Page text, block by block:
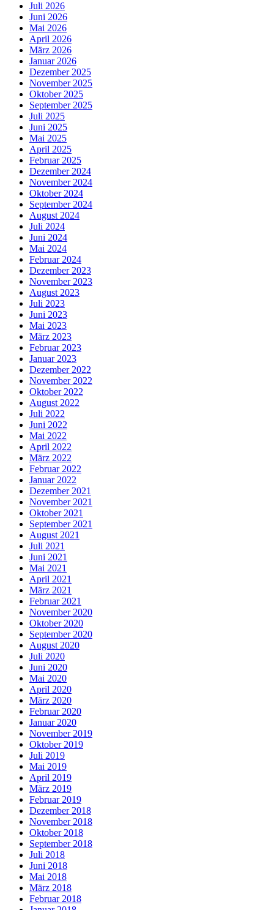
Juli 2026
Juni 2026
Mai 2026
April 2026
März 2026
Januar 2026
Dezember 2025
November 2025
Oktober 2025
September 2025
Juli 2025
Juni 2025
Mai 2025
April 2025
Februar 2025
Dezember 2024
November 2024
Oktober 2024
September 2024
August 2024
Juli 2024
Juni 2024
Mai 2024
Februar 2024
Dezember 2023
November 2023
August 2023
Juli 2023
Juni 2023
Mai 2023
März 2023
Februar 2023
Januar 2023
Dezember 2022
November 2022
Oktober 2022
August 2022
Juli 2022
Juni 2022
Mai 2022
April 2022
März 2022
Februar 2022
Januar 2022
Dezember 2021
November 2021
Oktober 2021
September 2021
August 2021
Juli 2021
Juni 2021
Mai 2021
April 2021
März 2021
Februar 2021
November 2020
Oktober 2020
September 2020
August 2020
Juli 2020
Juni 2020
Mai 2020
April 2020
März 2020
Februar 2020
Januar 2020
November 2019
Oktober 2019
Juli 2019
Mai 2019
April 2019
März 2019
Februar 2019
Dezember 2018
November 2018
Oktober 2018
September 2018
Juli 2018
Juni 2018
Mai 2018
März 2018
Februar 2018